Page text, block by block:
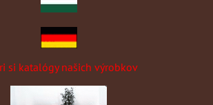
si katalógy našich výrobkov